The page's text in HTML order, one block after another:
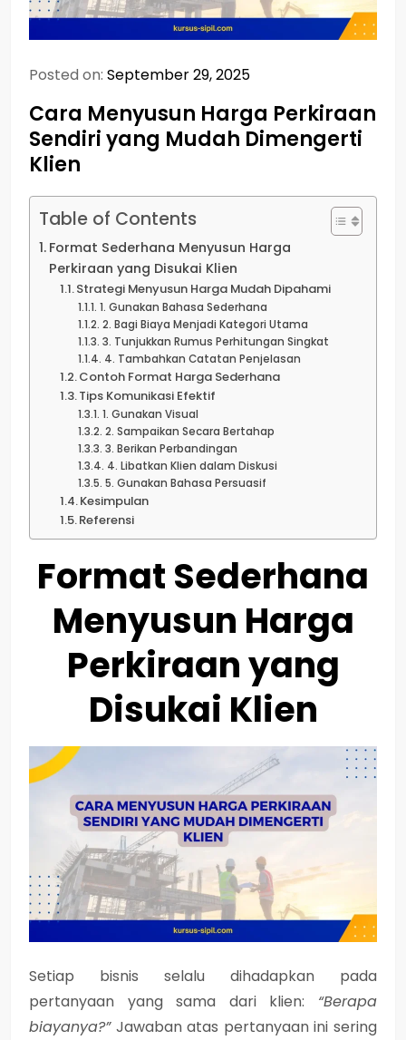
Posted on: September 29, 2025
Cara Menyusun Harga Perkiraan
Sendiri yang Mudah Dimengerti
Klien
Table of Contents
Format Sederhana Menyusun Harga
Perkiraan yang Disukai Klien
Strategi Menyusun Harga Mudah Dipahami
1. Gunakan Bahasa Sederhana
2. Bagi Biaya Menjadi Kategori Utama
3. Tunjukkan Rumus Perhitungan Singkat
4. Tambahkan Catatan Penjelasan
Contoh Format Harga Sederhana
Tips Komunikasi Efektif
1. Gunakan Visual
2. Sampaikan Secara Bertahap
3. Berikan Perbandingan
4. Libatkan Klien dalam Diskusi
5. Gunakan Bahasa Persuasif
Kesimpulan
Referensi
Format Sederhana
Menyusun Harga
Perkiraan yang
Disukai Klien
Setiap bisnis selalu dihadapkan pada
pertanyaan yang sama dari klien: “Berapa
biayanya?”Jawaban atas pertanyaan ini sering